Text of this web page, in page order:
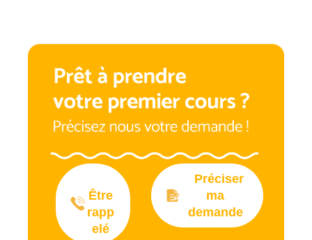
Être
rapp
elé
Préciser
ma
demande